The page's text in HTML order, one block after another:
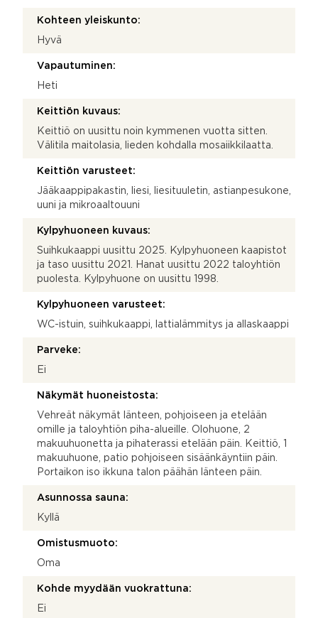
Kohteen yleiskunto:
Hyvä
Vapautuminen:
Heti
Keittiön kuvaus:
Keittiö on uusittu noin kymmenen vuotta sitten.
Välitila maitolasia, lieden kohdalla mosaiikkilaatta.
Keittiön varusteet:
Jääkaappipakastin, liesi, liesituuletin, astianpesukone,
uuni ja mikroaaltouuni
Kylpyhuoneen kuvaus:
Suihkukaappi uusittu 2025. Kylpyhuoneen kaapistot
ja taso uusittu 2021. Hanat uusittu 2022 taloyhtiön
puolesta. Kylpyhuone on uusittu 1998.
Kylpyhuoneen varusteet:
WC-istuin, suihkukaappi, lattialämmitys ja allaskaappi
Parveke:
Ei
Näkymät huoneistosta:
Vehreät näkymät länteen, pohjoiseen ja etelään
omille ja taloyhtiön piha-alueille. Olohuone, 2
makuuhuonetta ja pihaterassi etelään päin. Keittiö, 1
makuuhuone, patio pohjoiseen sisäänkäyntiin päin.
Portaikon iso ikkuna talon päähän länteen päin.
Asunnossa sauna:
Kyllä
Omistusmuoto:
Oma
Kohde myydään vuokrattuna:
Ei